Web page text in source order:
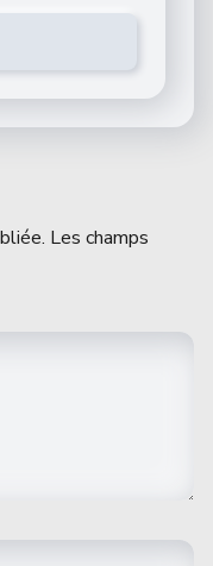
Les champs